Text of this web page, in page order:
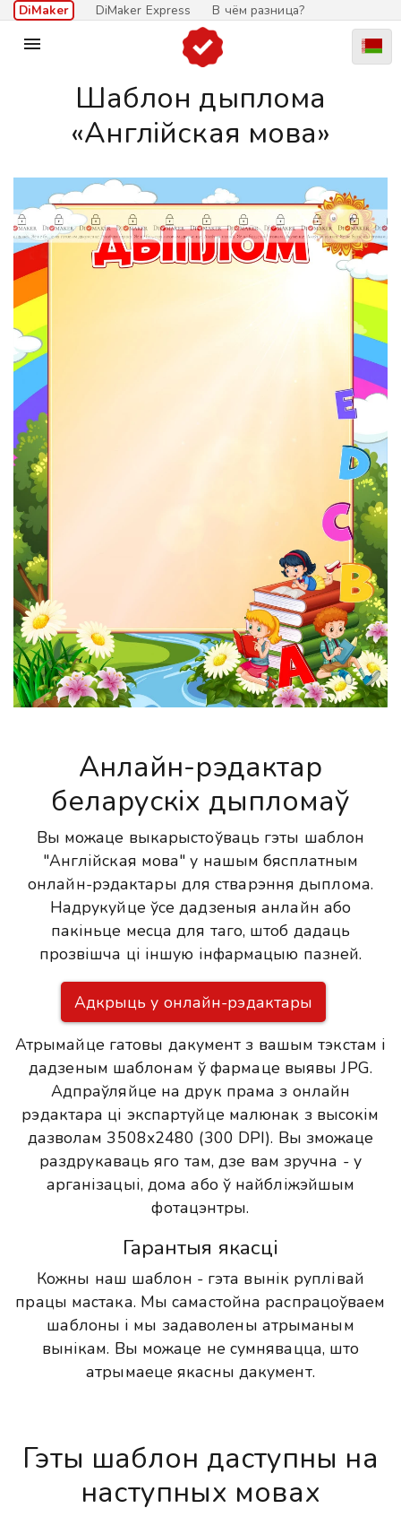
DiMaker DiMaker Express В чём разница?

Шаблон дыплома
«Англійская мова»
Анлайн-рэдактар
беларускіх дыпломаў
Вы можаце выкарыстоўваць гэты шаблон
"Англійская мова" у нашым бясплатным
онлайн-рэдактары для стварэння дыплома.
Надрукуйце ўсе дадзеныя анлайн або
пакіньце месца для таго, штоб дадаць
прозвішча ці іншую інфармацыю пазней.
Адкрыць у онлайн-рэдактары
Атрымайце гатовы дакумент з вашым тэкстам і
дадзеным шаблонам ў фармаце выявы JPG.
Адпраўляйце на друк прама з онлайн
рэдактара ці экспартуйце малюнак з высокім
дазволам 3508x2480 (300 DPI). Вы зможаце
раздрукаваць яго там, дзе вам зручна - у
арганізацыі, дома або ў найбліжэйшым
фотацэнтры.
Гарантыя якасці
Кожны наш шаблон - гэта вынік руплівай
працы мастака. Мы самастойна распрацоўваем
шаблоны і мы задаволены атрыманым
вынікам. Вы можаце не сумнявацца, што
атрымаеце якасны дакумент.
Гэты шаблон даступны на
наступных мовах